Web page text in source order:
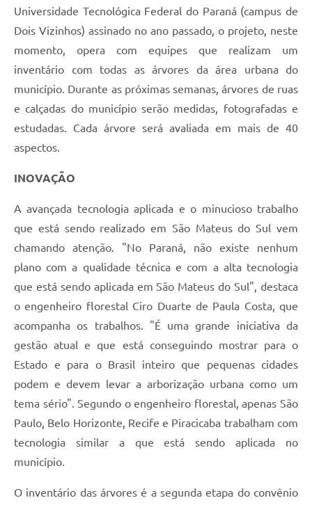
Iluminação Pública
Arquivos para Download
Galeria de Vídeos
Projetos
Agenda
SIC
Briefing de Ações, Divulgações e Eventos
Solicitação de Remoção: Instituições Escolares
Contato
Telefones Úteis
Universidade Tecnológica Federal do Paraná (campus de
Dois Vizinhos) assinado no ano passado, o projeto, neste
momento, opera com equipes que realizam um
inventário com todas as árvores da área urbana do
município. Durante as próximas semanas, árvores de ruas
e calçadas do município serão medidas, fotografadas e
estudadas. Cada árvore será avaliada em mais de 40
aspectos.
INOVAÇÃO
A avançada tecnologia aplicada e o minucioso trabalho
que está sendo realizado em São Mateus do Sul vem
chamando atenção. "No Paraná, não existe nenhum
plano com a qualidade técnica e com a alta tecnologia
que está sendo aplicada em São Mateus do Sul", destaca
o engenheiro florestal Ciro Duarte de Paula Costa, que
acompanha os trabalhos. "É uma grande iniciativa da
gestão atual e que está conseguindo mostrar para o
Estado e para o Brasil inteiro que pequenas cidades
podem e devem levar a arborização urbana como um
tema sério". Segundo o engenheiro florestal, apenas São
Paulo, Belo Horizonte, Recife e Piracicaba trabalham com
tecnologia similar a que está sendo aplicada no
município.
O inventário das árvores é a segunda etapa do convênio